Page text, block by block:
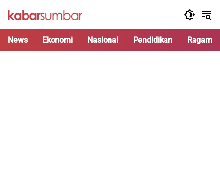
News Ekonomi Nasional Pendidikan Ragam